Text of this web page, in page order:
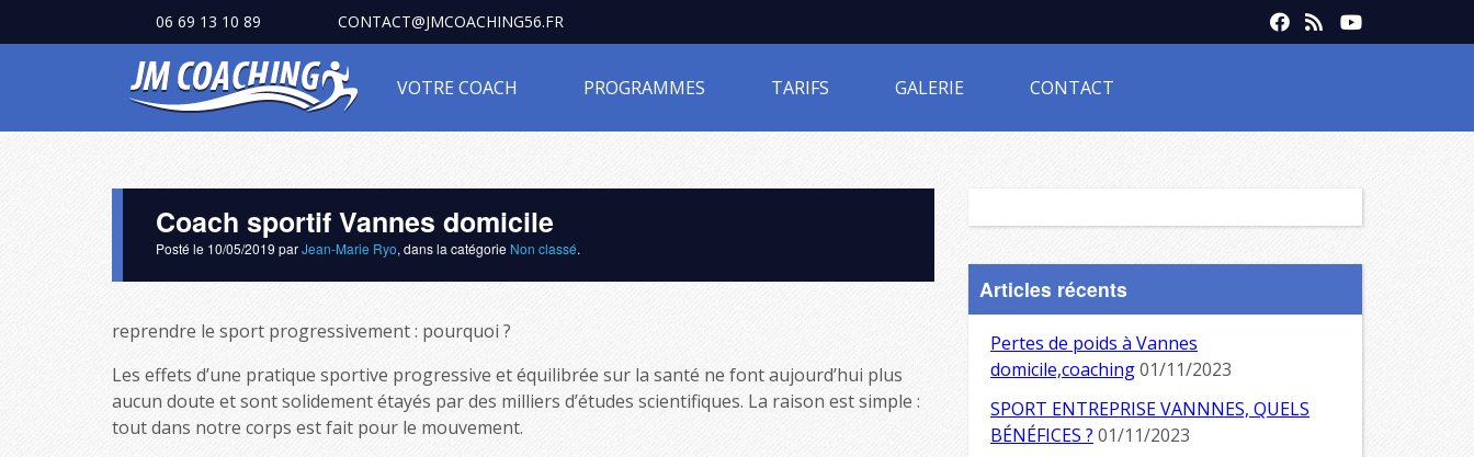
06 69 13 10 89 CONTACT@JMCOACHING56.FR
VOTRE COACH PROGRAMMES TARIFS GALERIE CONTACT
Coach sportif Vannes domicile
Posté le 10/05/2019 parJean-Marie Ryo, dans la catégorie Non classé.
reprendre le sport progressivement : pourquoi ?
Les effets d’une pratique sportive progressive et équilibrée sur la santé ne font aujourd’hui plus
aucun doute et sont solidement étayés par des milliers d’études scientifiques. La raison est simple :
tout dans notre corps est fait pour le mouvement.
Articles récents
Pertes de poids à Vannes
domicile,coaching01/11/2023
SPORT ENTREPRISE VANNNES, QUELS
BÉNÉFICES ? 01/11/2023